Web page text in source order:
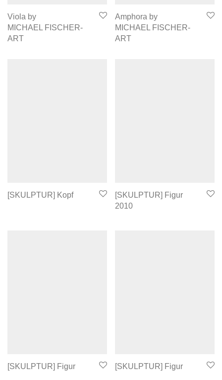
Viola by
MICHAEL FISCHER-
ART
Amphora by
MICHAEL FISCHER-
ART
[SKULPTUR] Kopf
[SKULPTUR] Figur
2010
[SKULPTUR] Figur [SKULPTUR] Figur